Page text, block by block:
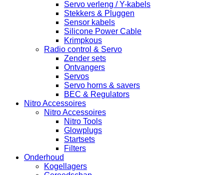
Servo verleng / Y-kabels
Stekkers & Pluggen
Sensor kabels
Silicone Power Cable
Krimpkous
Radio control & Servo
Zender sets
Ontvangers
Servos
Servo horns & savers
BEC & Regulators
Nitro Accessoires
Nitro Accessoires
Nitro Tools
Glowplugs
Startsets
Filters
Onderhoud
Kogellagers